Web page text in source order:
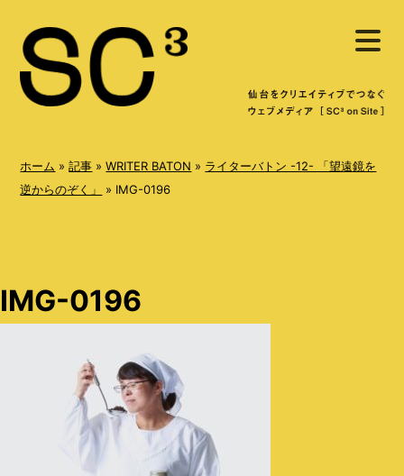
メ
ニ
を
開
く
ホーム »記事 »WRITER BATON » ライターバトン -12- 「望遠鏡を
逆からのぞく」
» IMG-0196
IMG-0196